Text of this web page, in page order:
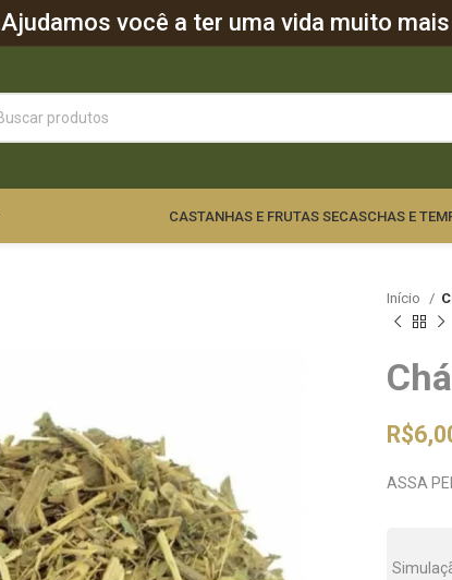
Ajudamos você a ter uma vida muito
CASTANHAS E FRUTAS SECASCHAS E
Início
R$
ASSA